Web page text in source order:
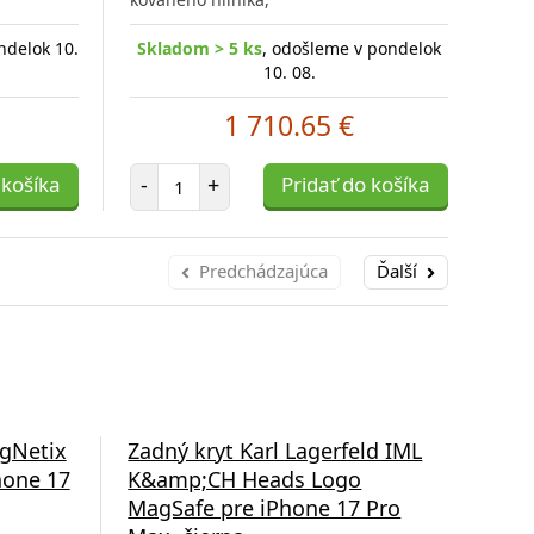
10. Skladom > 5 ks, odošleme v pondelok
10. 08.
1 710.65 €
- Počet položiek
+ Pridať do košíka
Predchádzajúca Ďalší
17
Zadný kryt Karl Lagerfeld IML
K&amp;CH Heads Logo
MagSafe pre iPhone 17 Pro